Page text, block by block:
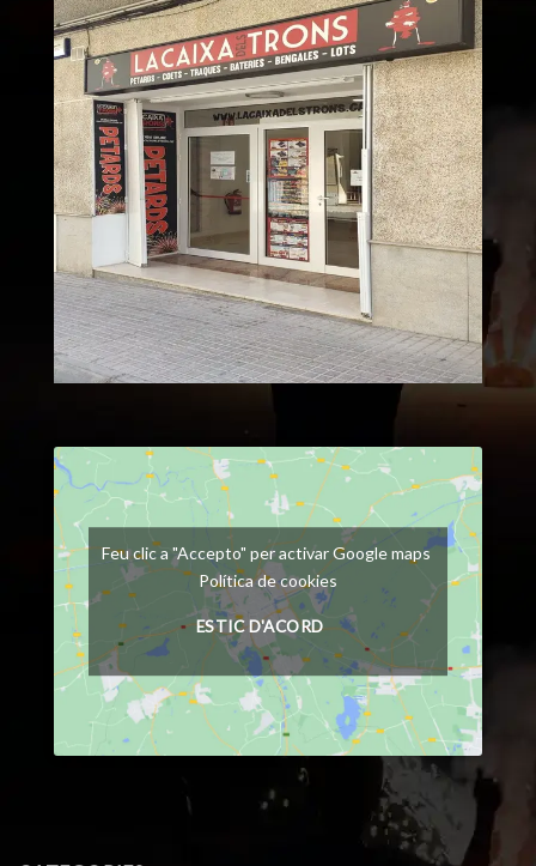
Feu clic a "Accepto" per activar Google maps
Política de cookies
ESTIC D'ACORD